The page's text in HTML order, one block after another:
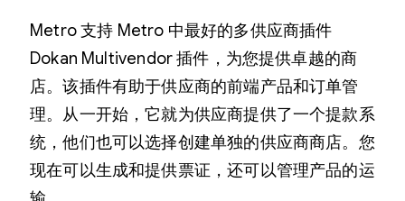
Metro 支持 Metro 中最好的多供应商插件
Dokan Multivendor 插件，为您提供卓越的商
店。该插件有助于供应商的前端产品和订单管
理。从一开始，它就为供应商提供了一个提款系
统，他们也可以选择创建单独的供应商商店。您
现在可以生成和提供票证，还可以管理产品的运